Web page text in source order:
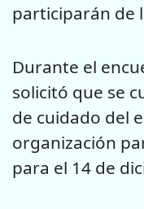
participarán de
Durante el
solicitó que se
de cuidado del
organización
para el 14 de